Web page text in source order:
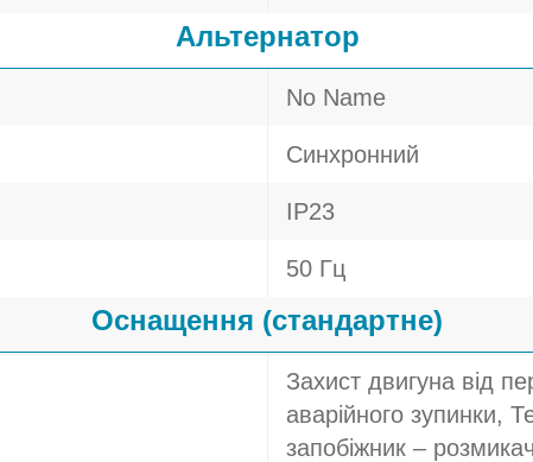
Альтернатор
No Name
Синхронний
IP23
50 Гц
Оснащення (стандартне)
Захист двигуна від
аварійного зупинки,
запобіжник –